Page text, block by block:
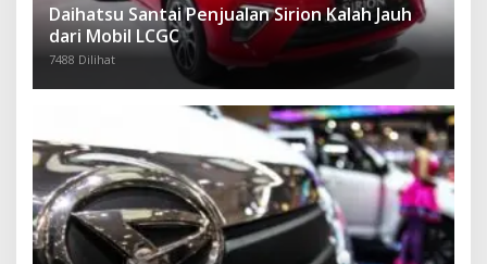
Daihatsu Santai Penjualan Sirion Kalah Jauh
dari Mobil LCGC
7488 Dilihat